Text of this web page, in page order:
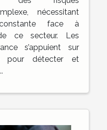
nécessitant
face à
ce secteur. Les
s’appuient sur
pour détecter et